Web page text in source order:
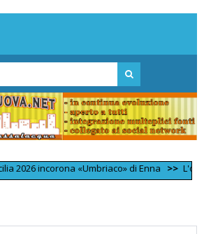
incorona «Umbriaco» di Enna >> L'omicidio